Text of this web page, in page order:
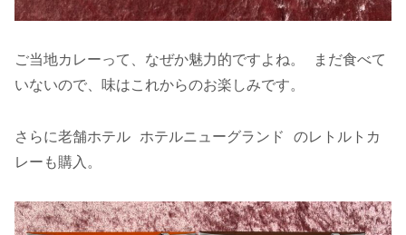
ご当地カレーって、なぜか魅力的ですよね。 まだ食べて
いないので、味はこれからのお楽しみです。
さらに老舗ホテル ホテルニューグランド のレトルトカ
レーも購入。